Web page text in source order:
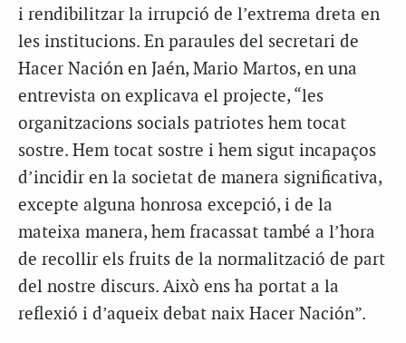
i rendibilitzar la irrupció de l’extrema dreta en
les institucions. En paraules del secretari de
Hacer Nación en Jaén, Mario Martos, en una
entrevista on explicava el projecte, “les
organitzacions socials patriotes hem tocat
sostre. Hem tocat sostre i hem sigut incapaços
d’incidir en la societat de manera significativa,
excepte alguna honrosa excepció, i de la
mateixa manera, hem fracassat també a l’hora
de recollir els fruits de la normalització de part
del nostre discurs. Això ens ha portat a la
reflexió i d’aqueix debat naix Hacer Nación”.